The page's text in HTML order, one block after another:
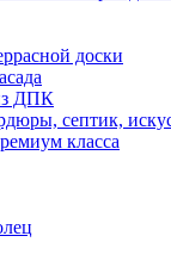
доски
ДПК
септик,
класса